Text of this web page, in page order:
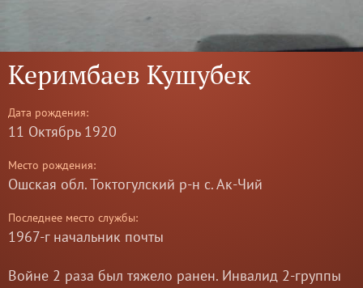
Керимбаев Кушубек
Дата рождения:
11 Октябрь 1920
Место рождения:
Ошская обл. Токтогулский р-н с. Ак-Чий
Последнее место службы:
1967-г начальник почты
Войне 2 раза был тяжело ранен. Инвалид 2-группы